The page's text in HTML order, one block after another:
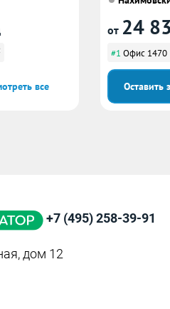
все
от 24
#1 Офис 1470
Оставить
+7 (495) 258-39-91
дом 12